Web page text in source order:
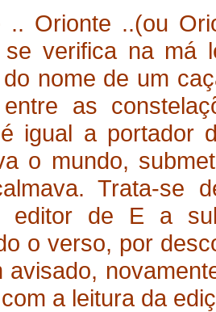
.. Orionte ..(ou
se verifica na má
nome de um
entre as
igual a portador
o mundo,
Trata-se
editor de E a
o verso, por
avisado,
a leitura da